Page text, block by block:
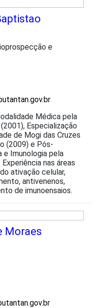
e
Médica pela
Especialização
de Mogi das Cruzes
(2009) e Pós-
e Imunologia pela
nas áreas
ativação celular,
antivenenos,
de imunoensaios.
Moraes